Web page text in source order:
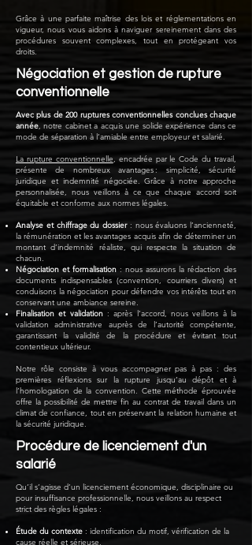
Grâce à une parfaite maîtrise des lois et réglementations en
vigueur, nous vous aidons à naviguer sereinement dans des
procédures souvent complexes, tout en protégeant vos
droits.
Négociation et gestion de rupture
conventionnelle
Avec plus de 200 ruptures conventionnelles conclues chaque
année, notre cabinet a acquis une solide expérience dans ce
mode de séparation à l’amiable entre employeur et salarié.
La rupture conventionnelle, encadrée par le Code du travail,
présente de nombreux avantages : simplicité, sécurité
juridique et indemnité négociée. Grâce à notre approche
personnalisée, nous veillons à ce que chaque accord soit
équitable et conforme aux normes légales.
Analyse et chiffrage du dossier: nous évaluons l’ancienneté,
la rémunération et les avantages acquis afin de déterminer un
montant d’indemnité réaliste, qui respecte la situation de
chacun.
Négociation et formalisation : nous assurons la rédaction des
documents indispensables (convention, courriers divers) et
conduisons la négociation pour défendre vos intérêts tout en
conservant une ambiance sereine.
Finalisation et validation : après l’accord, nous veillons à la
validation administrative auprès de l’autorité compétente,
garantissant la validité de la procédure et évitant tout
contentieux ultérieur.
Notre rôle consiste à vous accompagner pas à pas : des
premières réflexions sur la rupture jusqu’au dépôt et à
l’homologation de la convention. Cette méthode éprouvée
offre la possibilité de mettre fin au contrat de travail dans un
climat de confiance, tout en préservant la relation humaine et
la sécurité juridique.
Procédure de licenciement d'un
salarié
Qu’il s’agisse d’un licenciement économique, disciplinaire ou
pour insuffisance professionnelle, nous veillons au respect
strict des règles légales :
Étude du contexte : identification du motif, vérification de la
cause réelle et sérieuse.